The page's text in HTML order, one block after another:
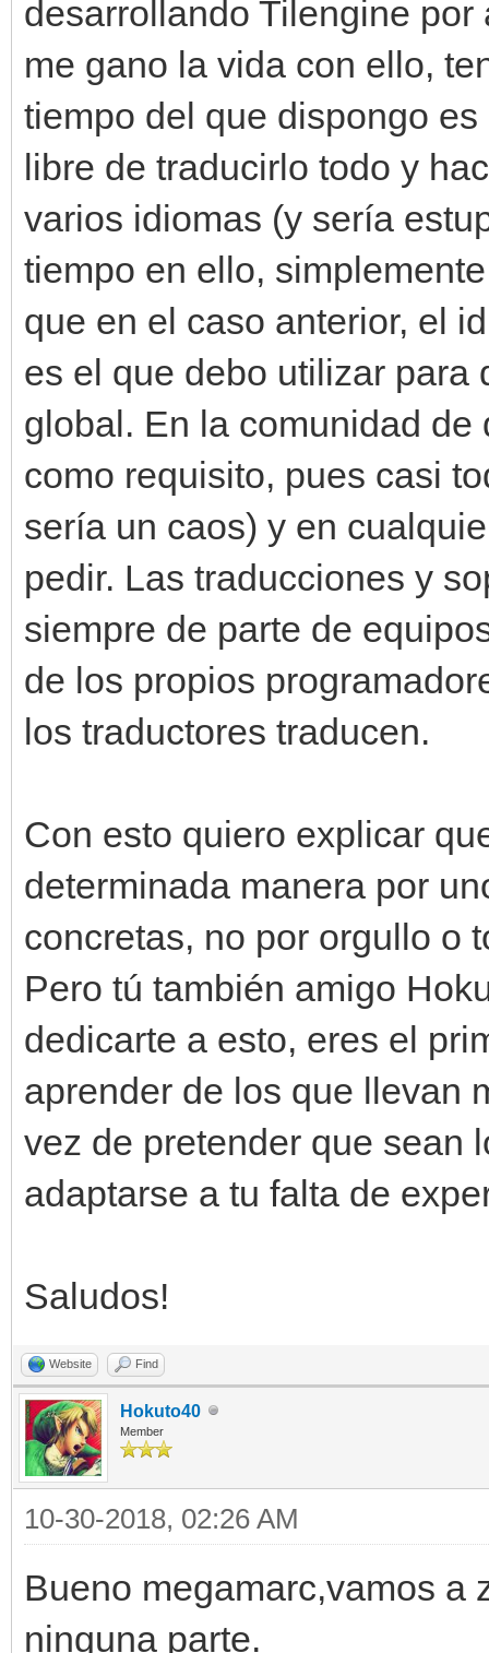
desarrollando Tilengine
me gano la vida con ello,
tiempo del que dispongo
libre de traducirlo todo y
varios idiomas (y sería
tiempo en ello,
que en el caso anterior, el
es el que debo utilizar para
global. En la comunidad
como requisito, pues casi
sería un caos) y en
pedir. Las traducciones y
siempre de parte de
de los propios
los traductores traducen.
Con esto quiero explicar
determinada manera por
concretas, no por orgullo o
Pero tú también amigo
dedicarte a esto, eres el
aprender de los que llevan
vez de pretender que sean
adaptarse a tu falta de
Saludos!
Website Find
Hokuto40
Member
10-30-2018, 02:26 AM
Bueno megamarc,vamos a
ninguna parte.